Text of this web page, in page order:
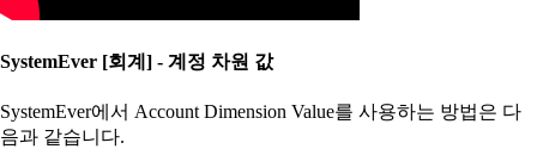
SystemEver [회계] - 계정 차원 값
SystemEver에서 Account Dimension Value를 사용하는 방법은 다
음과 같습니다.